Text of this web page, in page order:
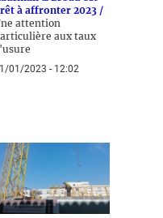
à affronter 2023 /
attention
aux taux
01/2023 - 12:02